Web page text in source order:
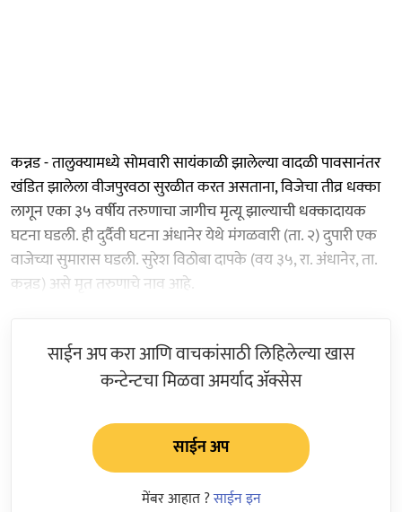
​कन्नड - तालुक्यामध्ये सोमवारी सायंकाळी झालेल्या वादळी पावसानंतर
खंडित झालेला वीजपुरवठा सुरळीत करत असताना, विजेचा तीव्र धक्का
लागून एका ३५ वर्षीय तरुणाचा जागीच मृत्यू झाल्याची धक्कादायक
घटना घडली. ही दुर्दैवी घटना अंधानेर येथे मंगळवारी (ता. २) दुपारी एक
वाजेच्या सुमारास घडली. सुरेश विठोबा दापके (वय ३५, रा. अंधानेर, ता.
कन्नड) असे मृत तरुणाचे नाव आहे.
साईन अप करा आणि वाचकांसाठी लिहिलेल्या खास
कन्टेन्टचा मिळवा अमर्याद ॲक्सेस
साईन अप
मेंबर आहात ?साईन इन